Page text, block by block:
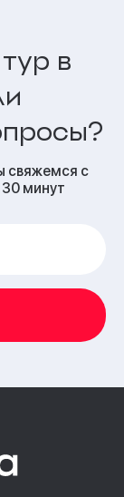
в
свяжемся с
минут